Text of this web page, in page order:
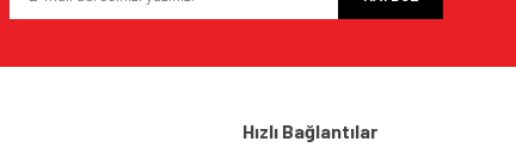
Hızlı Bağlantılar